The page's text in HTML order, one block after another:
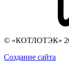
© «КОТЛОТЭК»
Создание сайта